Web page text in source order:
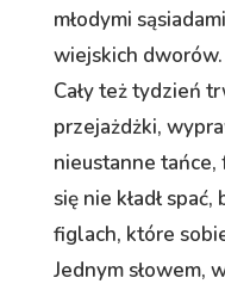
młodymi
wiejskich
Cały też tydzień
przejażdżki,
nieustanne
się nie kładł spać,
figlach, które
Jednym słowem,